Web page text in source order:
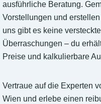
ausführliche Beratung.
Vorstellungen und
uns gibt es keine
Überraschungen – du
Preise und kalkulierbare
Vertraue auf die Experten
Wien und erlebe einen